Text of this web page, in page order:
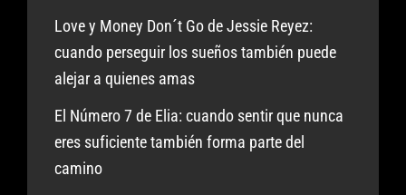
Love y Money Don´t Go de Jessie Reyez:
cuando perseguir los sueños también puede
alejar a quienes amas
El Número 7 de Elia: cuando sentir que nunca
eres suficiente también forma parte del
camino